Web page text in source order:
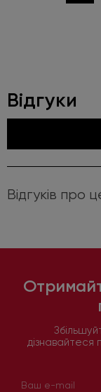
Відгуки
Відгуків про